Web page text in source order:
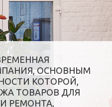
ОСНОВНЫМ
КОТОРОЙ,
ТОВАРОВ ДЛЯ
РЕМОНТА,